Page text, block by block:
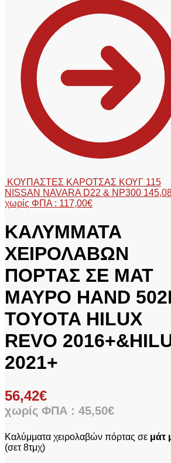
ΚΟΥΠΑΣΤΕΣ ΚΑΡΟΤΣΑΣ ΚΟΥΓ 115
NISSAN NAVARA D22 & NP300
χωρίς ΦΠΑ : 117,00€
ΚΑΛΥΜΜΑΤΑ
ΧΕΙΡΟΛΑΒΩΝ
ΠΟΡΤΑΣ ΣΕ ΜΑΤ
ΜΑΥΡΟ HAND
TOYOTA HILUX
REVO
2021+
56,42€
χωρίς ΦΠΑ : 45,50€
Καλύμματα χειρολαβών πόρτας σε μάτ
(σετ 8τμχ)